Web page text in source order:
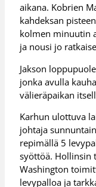
aikana. Kobrien
kahdeksan
kolmen minuutin
ja nousi jo
Jakson
jonka avulla
välieräpaikan
Karhun ulottuva
johtaja
repimällä 5
syöttöä. Hollinsin
Washington
levypalloa ja